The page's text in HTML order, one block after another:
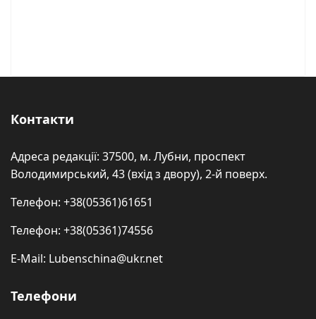
Контакти
Адреса редакції: 37500, м. Лубни, проспект
Володимирський, 43 (вхід з двору), 2-й поверх.
Телефон: +38(05361)61651
Телефон: +38(05361)74556
E-Mail: Lubenschina@ukr.net
Телефони